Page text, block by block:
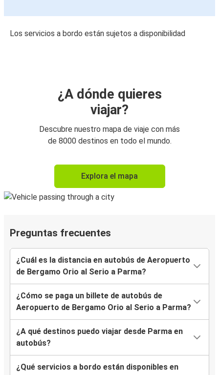
Los servicios a bordo están sujetos a disponibilidad
¿A dónde quieres
viajar?
Descubre nuestro mapa de viaje con más
de 8000 destinos en todo el mundo.
Explora el mapa
Preguntas frecuentes
¿Cuál es la distancia en autobús de Aeropuerto
de Bergamo Orio al Serio a Parma?
¿Cómo se paga un billete de autobús de
Aeropuerto de Bergamo Orio al Serio a Parma?
¿A qué destinos puedo viajar desde Parma en
autobús?
¿Qué servicios a bordo están disponibles en